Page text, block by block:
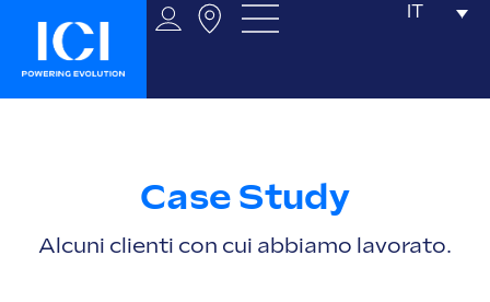
IT
Case Study
Alcuni clienti con cui abbiamo lavorato.